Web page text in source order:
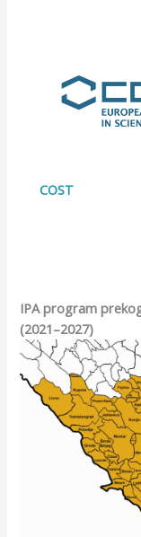
COST
IPA program
(2021–2027)